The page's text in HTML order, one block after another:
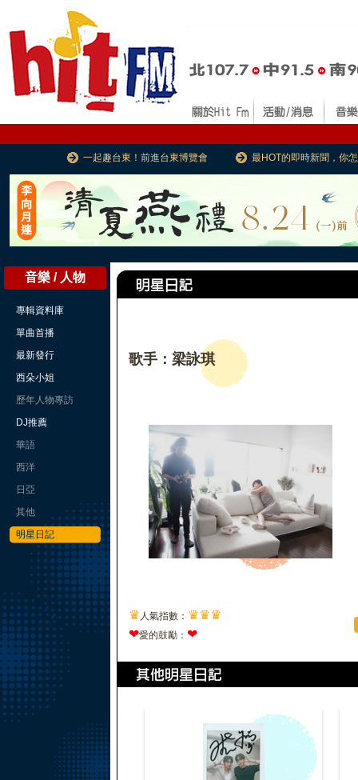
一起趣台東！前進台東博覽會 最HOT的即時新聞，你
音樂 / 人物
專輯資料庫
單曲首播
最新發行
西朵小姐
歷年人物專訪
DJ推薦
華語
西洋
日亞
其他
明星日記
歌手：梁詠琪
♛ 人氣指數： ♛♛♛
❤愛的鼓勵： ❤